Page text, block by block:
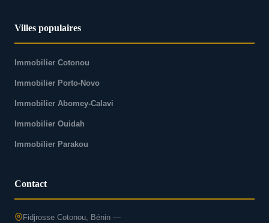
Villes populaires
Immobilier Cotonou
Immobilier Porto-Novo
Immobilier Abomey-Calavi
Immobilier Ouidah
Immobilier Parakou
Contact
Fidjrosse Cotonou, Bénin —